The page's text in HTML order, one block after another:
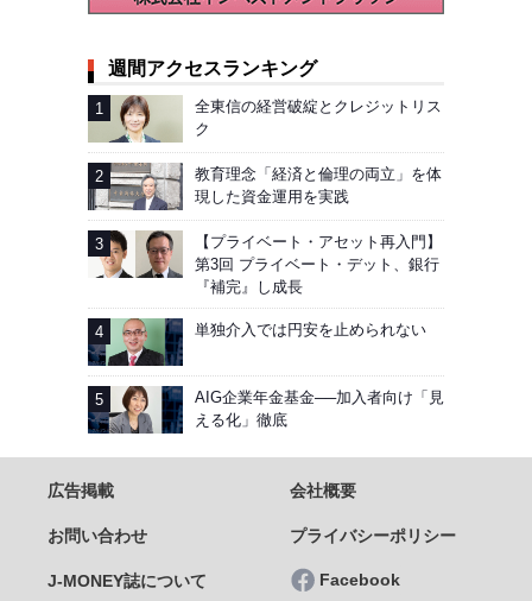
週間アクセスランキング
全東信の経営破綻とクレジットリス
ク
教育理念「経済と倫理の両立」を体
現した資金運用を実践
【プライベート・アセット再入門】
第3回 プライベート・デット、銀行
『補完』し成長
単独介入では円安を止められない
AIG企業年金基金──加入者向け「見
える化」徹底
広告掲載 会社概要
お問い合わせ プライバシーポリシー
J-MONEY誌について Facebook